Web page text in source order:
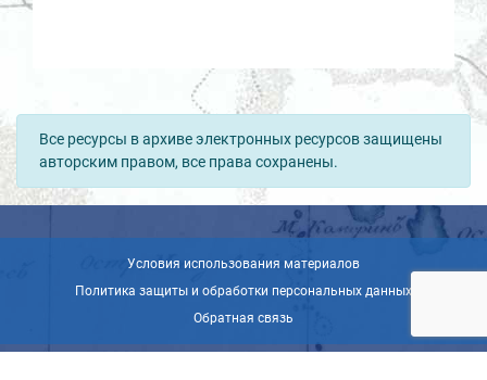
Все ресурсы в архиве электронных ресурсов защищены
авторским правом, все права сохранены.
Условия использования материалов
Политика защиты и обработки персональных данных
Обратная связь